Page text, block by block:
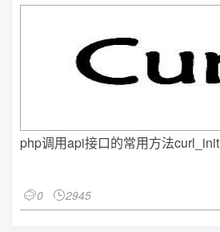
php调用api接口的常用方法curl_init
0 2945